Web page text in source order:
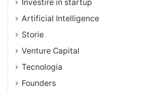
Investire in startup
Artificial Intelligence
Storie
Venture Capital
Tecnologia
Founders